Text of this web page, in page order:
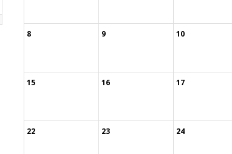
8 9 10
15 16 17
22 23 24